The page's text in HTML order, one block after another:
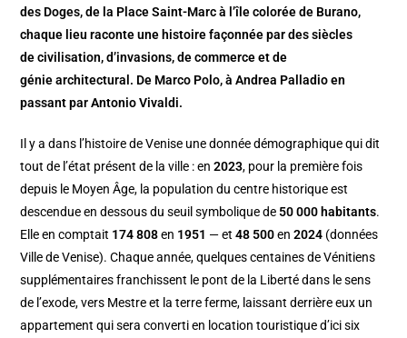
des Doges, de la Place Saint-Marc à l’île colorée de Burano,
chaque lieu raconte une histoire façonnée par des siècles
de civilisation, d’invasions, de commerce et de
génie architectural. De Marco Polo, à Andrea Palladio en
passant par Antonio Vivaldi.
Il y a dans l’histoire de Venise une donnée démographique qui dit
tout de l’état présent de la ville : en2023, pour la première fois
depuis le Moyen Âge, la population du centre historique est
descendue en dessous du seuil symbolique de 50 000 habitants.
Elle en comptait 174 808en 1951 — et48 500en2024 (données
Ville de Venise). Chaque année, quelques centaines de Vénitiens
supplémentaires franchissent le pont de la Liberté dans le sens
de l’exode, vers Mestre et la terre ferme, laissant derrière eux un
appartement qui sera converti en location touristique d’ici six